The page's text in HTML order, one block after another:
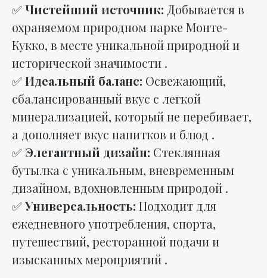
✅Чистейший источник: Добывается в
охраняемом природном парке Монте-
Кукко, в месте уникальной природной и
исторической значимости .
✅Идеальный баланс: Освежающий,
сбалансированный вкус с легкой
минерализацией, который не перебивает,
а дополняет вкус напитков и блюд .
✅ Элегантный дизайн: Стеклянная
бутылка с уникальным, вневременным
дизайном, вдохновленным природой .
✅Универсальность: Подходит для
ежедневного употребления, спорта,
путешествий, ресторанной подачи и
изысканных мероприятий .